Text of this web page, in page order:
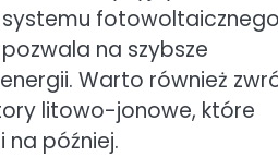
fotowoltaicznego
na szybsze
Warto również
litowo-jonowe, które
później.